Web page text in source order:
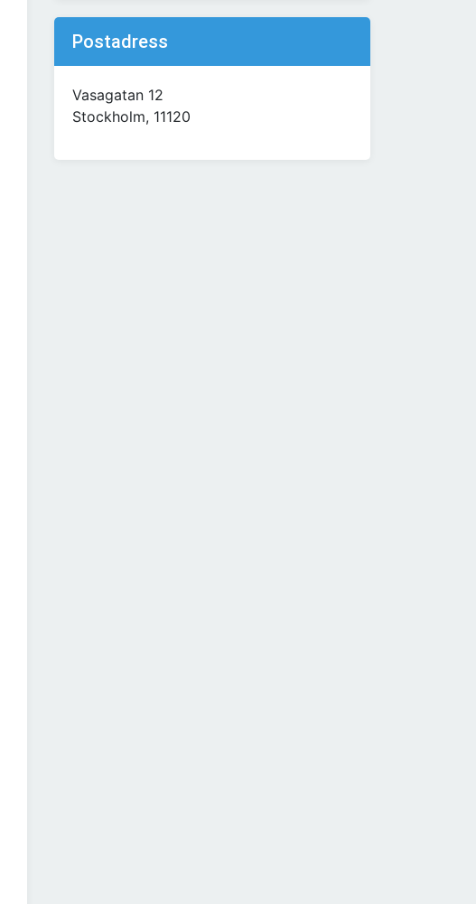
Postadress
Vasagatan 12
Stockholm, 11120